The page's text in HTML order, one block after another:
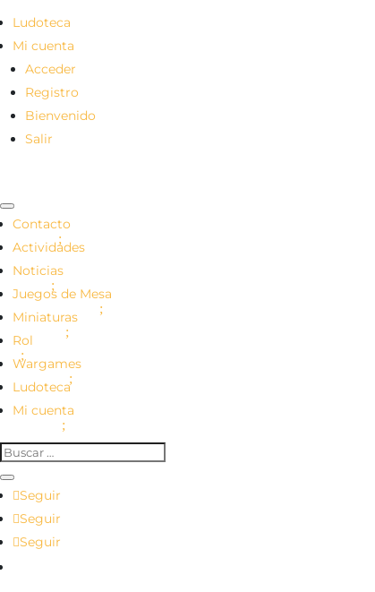
Ludoteca
Mi cuenta
Acceder
Registro
Bienvenido
Salir
Contacto
Actividades
Noticias
Juegos de Mesa
Miniaturas
Rol
Wargames
Ludoteca
Mi cuenta
Seguir
Seguir
Seguir